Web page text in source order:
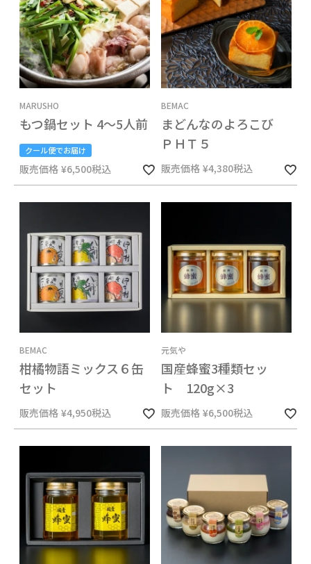
MARUSHO
もつ鍋セット 4～5人前
クール便でお届け
販売価格 ¥6,500税込
BEMAC
まどんなのよろこび
ＰＨＴ５
販売価格 ¥4,380税込
BEMAC
柑橘物語ミックス６缶
セット
販売価格 ¥4,950税込
元気や
国産蜂蜜3種類セッ
ト 120g×3
販売価格 ¥6,500税込